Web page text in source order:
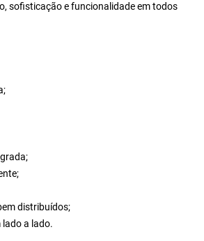
sofisticação e funcionalidade em todos
distribuídos;
lado a lado.